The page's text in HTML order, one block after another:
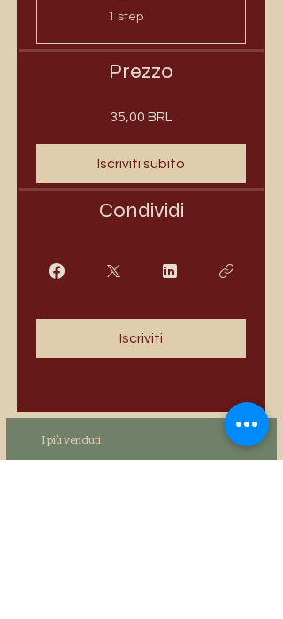
.
1 step
Prezzo
35,00 BRL
Iscriviti subito
Condividi
Iscriviti
I più venduti